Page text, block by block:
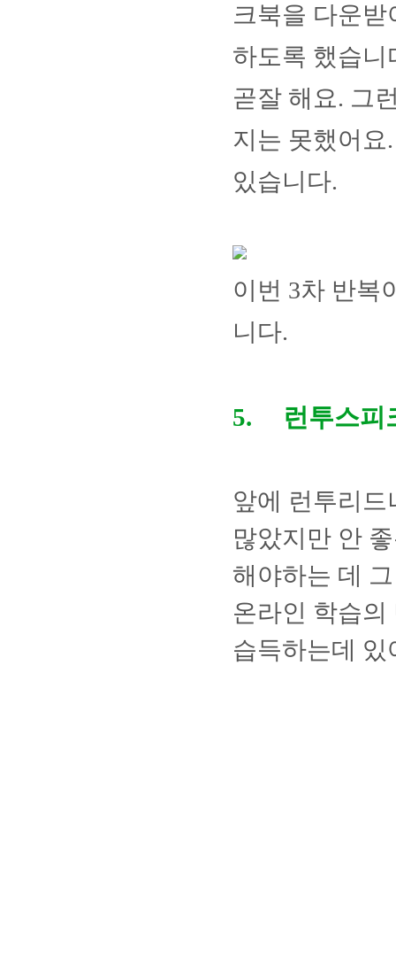
크북을 다운
하도록 했습니
곧잘 해요. 그
지는 못했어요
있습니다.
이번 3차 반복
니다.
5. 런투스피
앞에 런투리
많았지만 안
해야하는 데
온라인 학습
습득하는데